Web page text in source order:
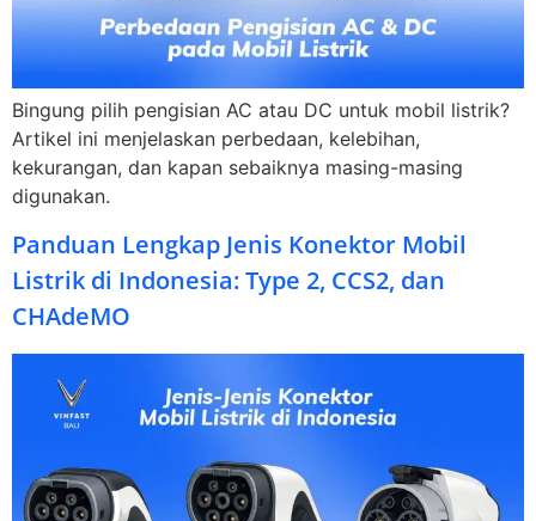
Bingung pilih pengisian AC atau DC untuk mobil listrik?
Artikel ini menjelaskan perbedaan, kelebihan,
kekurangan, dan kapan sebaiknya masing-masing
digunakan.
Panduan Lengkap Jenis Konektor Mobil
Listrik di Indonesia: Type 2, CCS2, dan
CHAdeMO